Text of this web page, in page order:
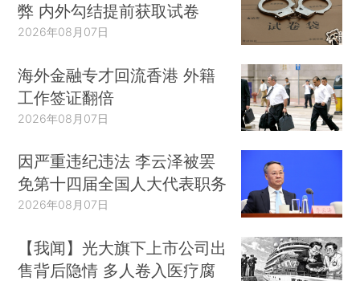
弊 内外勾结提前获取试卷
2026年08月07日
海外金融专才回流香港 外籍
工作签证翻倍
2026年08月07日
因严重违纪违法 李云泽被罢
免第十四届全国人大代表职务
2026年08月07日
【我闻】光大旗下上市公司出
售背后隐情 多人卷入医疗腐